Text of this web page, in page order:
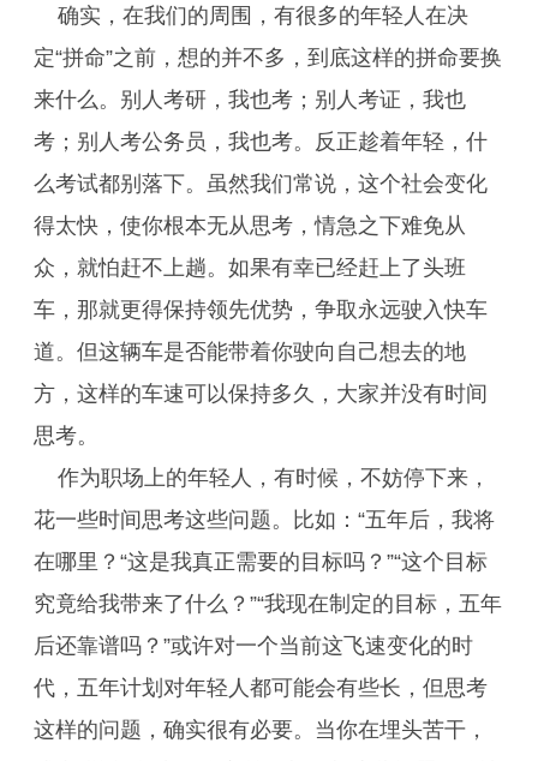
确实，在我们的周围，有很多的年轻人在决
定“拼命”之前，想的并不多，到底这样的拼命要换
来什么。别人考研，我也考；别人考证，我也
考；别人考公务员，我也考。反正趁着年轻，什
么考试都别落下。虽然我们常说，这个社会变化
得太快，使你根本无从思考，情急之下难免从
众，就怕赶不上趟。如果有幸已经赶上了头班
车，那就更得保持领先优势，争取永远驶入快车
道。但这辆车是否能带着你驶向自己想去的地
方，这样的车速可以保持多久，大家并没有时间
思考。
作为职场上的年轻人，有时候，不妨停下来，
花一些时间思考这些问题。比如：“五年后，我将
在哪里？“这是我真正需要的目标吗？”“这个目标
究竟给我带来了什么？”“我现在制定的目标，五年
后还靠谱吗？”或许对一个当前这飞速变化的时
代，五年计划对年轻人都可能会有些长，但思考
这样的问题，确实很有必要。当你在埋头苦干，